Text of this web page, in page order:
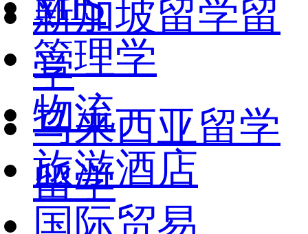
新加坡留学留
学
马来西亚留学
留学
管理学
物流
旅游酒店
国际贸易